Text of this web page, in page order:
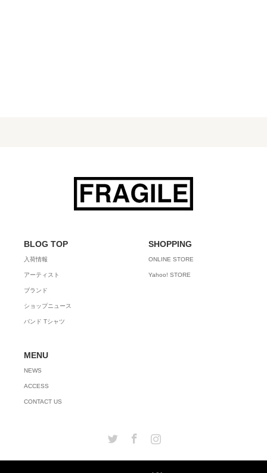
BLOG TOP
入荷情報
アーティスト
ブランド
ショップニュース
バンド Tシャツ
SHOPPING
ONLINE STORE
Yahoo! STORE
MENU
NEWS
ACCESS
CONTACT US
Twitter Facebook